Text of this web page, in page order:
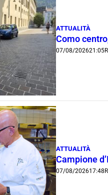
ATTUALITÀ
Como
07/08/202621:05
ATTUALITÀ
Campione
07/08/202617:48